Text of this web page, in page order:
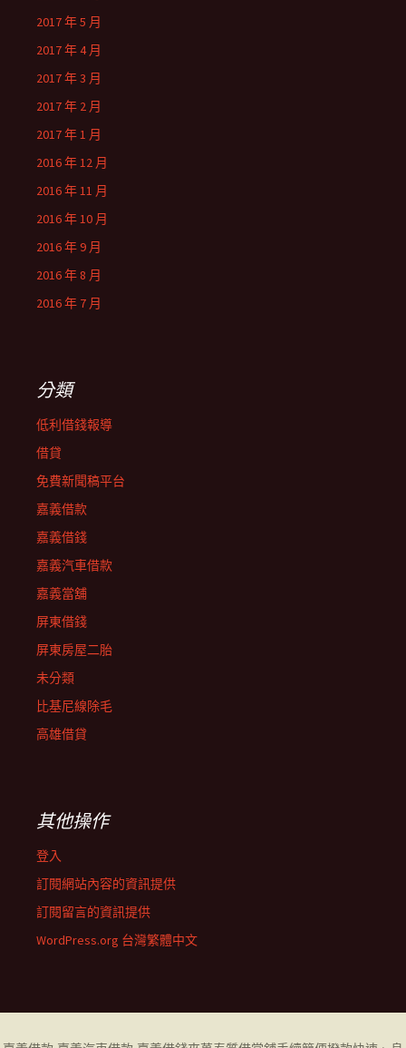
2017 年 5 月
2017 年 4 月
2017 年 3 月
2017 年 2 月
2017 年 1 月
2016 年 12 月
2016 年 11 月
2016 年 10 月
2016 年 9 月
2016 年 8 月
2016 年 7 月
分類
低利借錢報導
借貸
免費新聞稿平台
嘉義借款
嘉義借錢
嘉義汽車借款
嘉義當舖
屏東借錢
屏東房屋二胎
未分類
比基尼線除毛
高雄借貸
其他操作
登入
訂閱網站內容的資訊提供
訂閱留言的資訊提供
WordPress.org 台灣繁體中文